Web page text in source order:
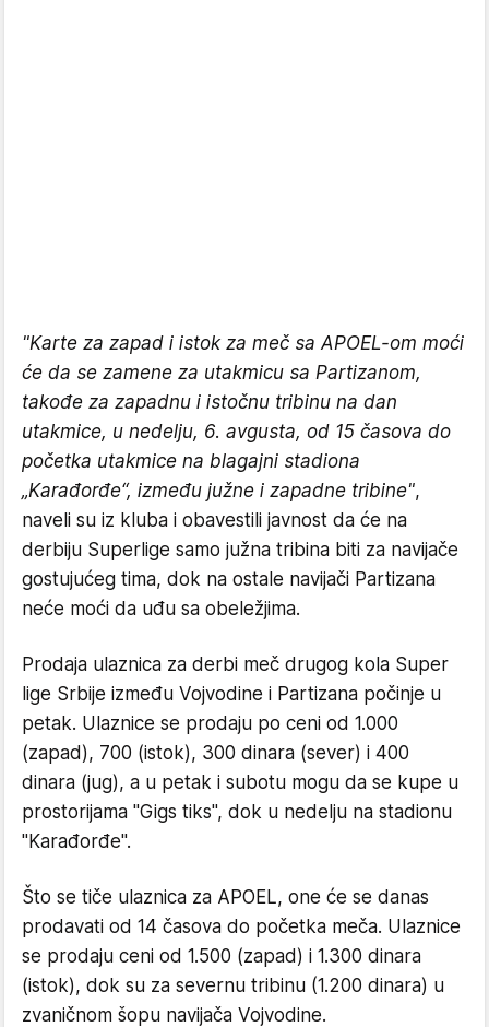
"Karte za zapad i istok za meč sa APOEL-om moći
će da se zamene za utakmicu sa Partizanom,
takođe za zapadnu i istočnu tribinu na dan
utakmice, u nedelju, 6. avgusta, od 15 časova do
početka utakmice na blagajni stadiona
„Karađorđe“, između južne i zapadne tribine",
naveli su iz kluba i obavestili javnost da će na
derbiju Superlige samo južna tribina biti za navijače
gostujućeg tima, dok na ostale navijači Partizana
neće moći da uđu sa obeležjima.
Prodaja ulaznica za derbi meč drugog kola Super
lige Srbije između Vojvodine i Partizana počinje u
petak. Ulaznice se prodaju po ceni od 1.000
(zapad), 700 (istok), 300 dinara (sever) i 400
dinara (jug), a u petak i subotu mogu da se kupe u
prostorijama "Gigs tiks", dok u nedelju na stadionu
"Karađorđe".
Što se tiče ulaznica za APOEL, one će se danas
prodavati od 14 časova do početka meča. Ulaznice
se prodaju ceni od 1.500 (zapad) i 1.300 dinara
(istok), dok su za severnu tribinu (1.200 dinara) u
zvaničnom šopu navijača Vojvodine.